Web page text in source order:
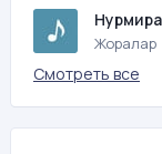
Жоралар
Смотреть все